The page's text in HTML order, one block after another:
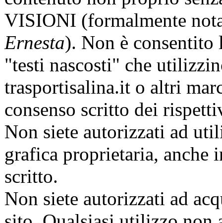
VISIONI (formalmente
Ernesta). Non è
"testi nascosti" che
trasportisalina.it o altri
consenso scritto dei
Non siete autorizzati ad
grafica proprietaria, anche
scritto.
Non siete autorizzati ad